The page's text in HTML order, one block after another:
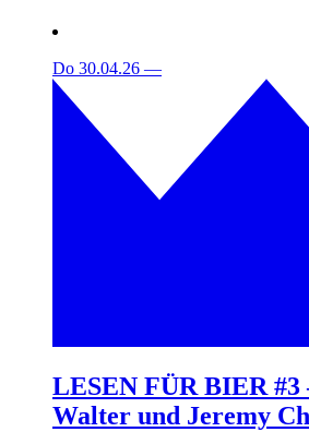
Do 30.04.26 —
LESEN FÜR BIER
Walter und Jeremy